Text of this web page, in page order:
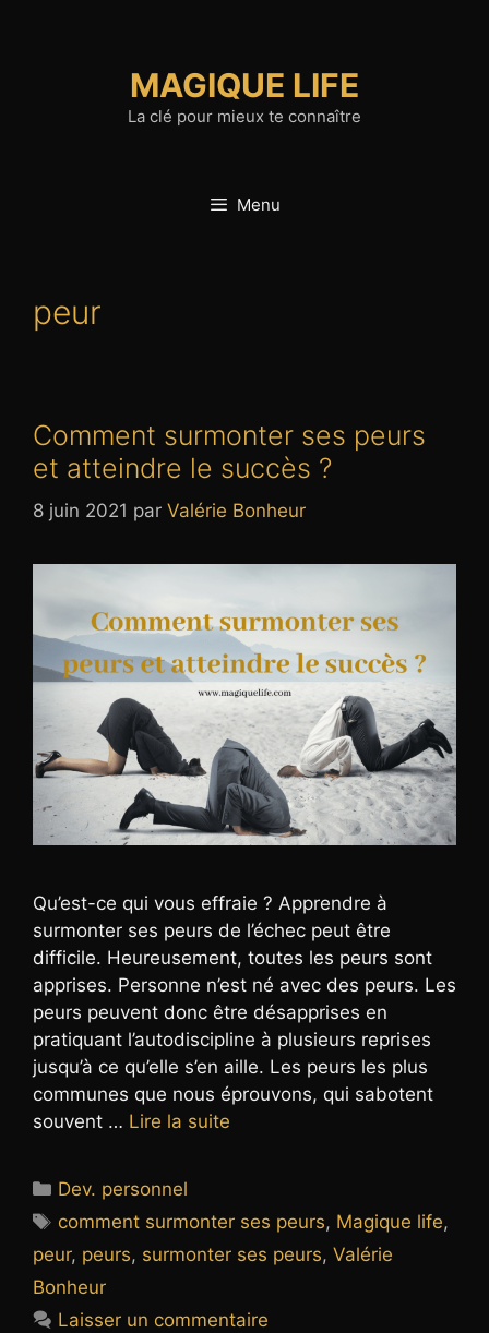
MAGIQUE LIFE
La clé pour mieux te connaître
Menu
peur
Comment surmonter ses peurs
et atteindre le succès ?
8 juin 2021 par Valérie Bonheur
Qu’est-ce qui vous effraie ? Apprendre à
surmonter ses peurs de l’échec peut être
difficile. Heureusement, toutes les peurs sont
apprises. Personne n’est né avec des peurs. Les
peurs peuvent donc être désapprises en
pratiquant l’autodiscipline à plusieurs reprises
jusqu’à ce qu’elle s’en aille. Les peurs les plus
communes que nous éprouvons, qui sabotent
souvent … Lire la suite
Catégories
Dev. personnel
Étiquettes
comment surmonter ses peurs, Magique life,
peur, peurs, surmonter ses peurs, Valérie
Bonheur
Laisser un commentaire